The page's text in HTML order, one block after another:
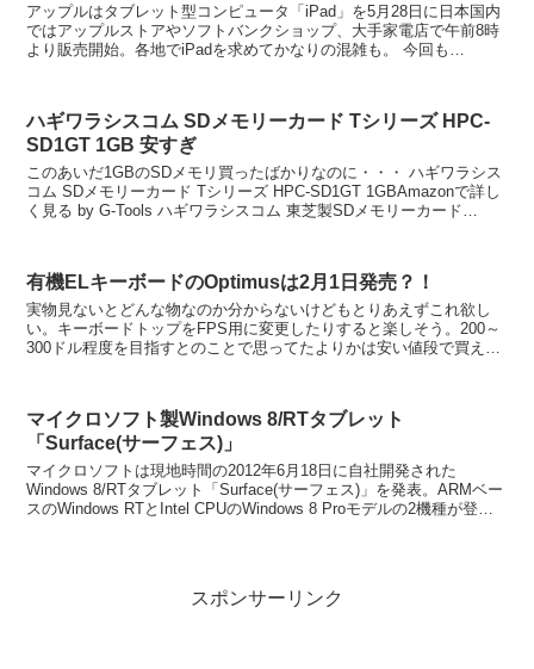
アップルはタブレット型コンピュータ「iPad」を5月28日に日本国内
ではアップルストアやソフトバンクショップ、大手家電店で午前8時
より販売開始。各地でiPadを求めてかなりの混雑も。 今回も
ハギワラシスコム SDメモリーカード Tシリーズ HPC-
SD1GT 1GB 安すぎ
このあいだ1GBのSDメモリ買ったばかりなのに・・・ ハギワラシス
コム SDメモリーカード Tシリーズ HPC-SD1GT 1GBAmazonで詳し
く見る by G-Tools ハギワラシスコム 東芝製SDメモリーカード
有機ELキーボードのOptimusは2月1日発売？！
実物見ないとどんな物なのか分からないけどもとりあえずこれ欲し
い。キーボードトップをFPS用に変更したりすると楽しそう。200～
300ドル程度を目指すとのことで思ってたよりかは安い値段で買える
マイクロソフト製Windows 8/RTタブレット
「Surface(サーフェス)」
マイクロソフトは現地時間の2012年6月18日に自社開発された
Windows 8/RTタブレット「Surface(サーフェス)」を発表。ARMベー
スのWindows RTとIntel CPUのWindows 8 Proモデルの2機種が登場
スポンサーリンク